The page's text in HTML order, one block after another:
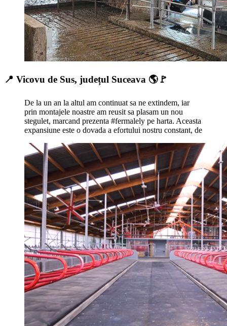
📍 Vicovu de Sus, județul Suceava 🌎🚩
De la un an la altul am continuat sa ne extindem, iar
prin montajele noastre am reusit sa plasam un nou
stegulet, marcand prezenta #fermalely pe harta. Aceasta
expansiune este o dovada a efortului nostru constant, de